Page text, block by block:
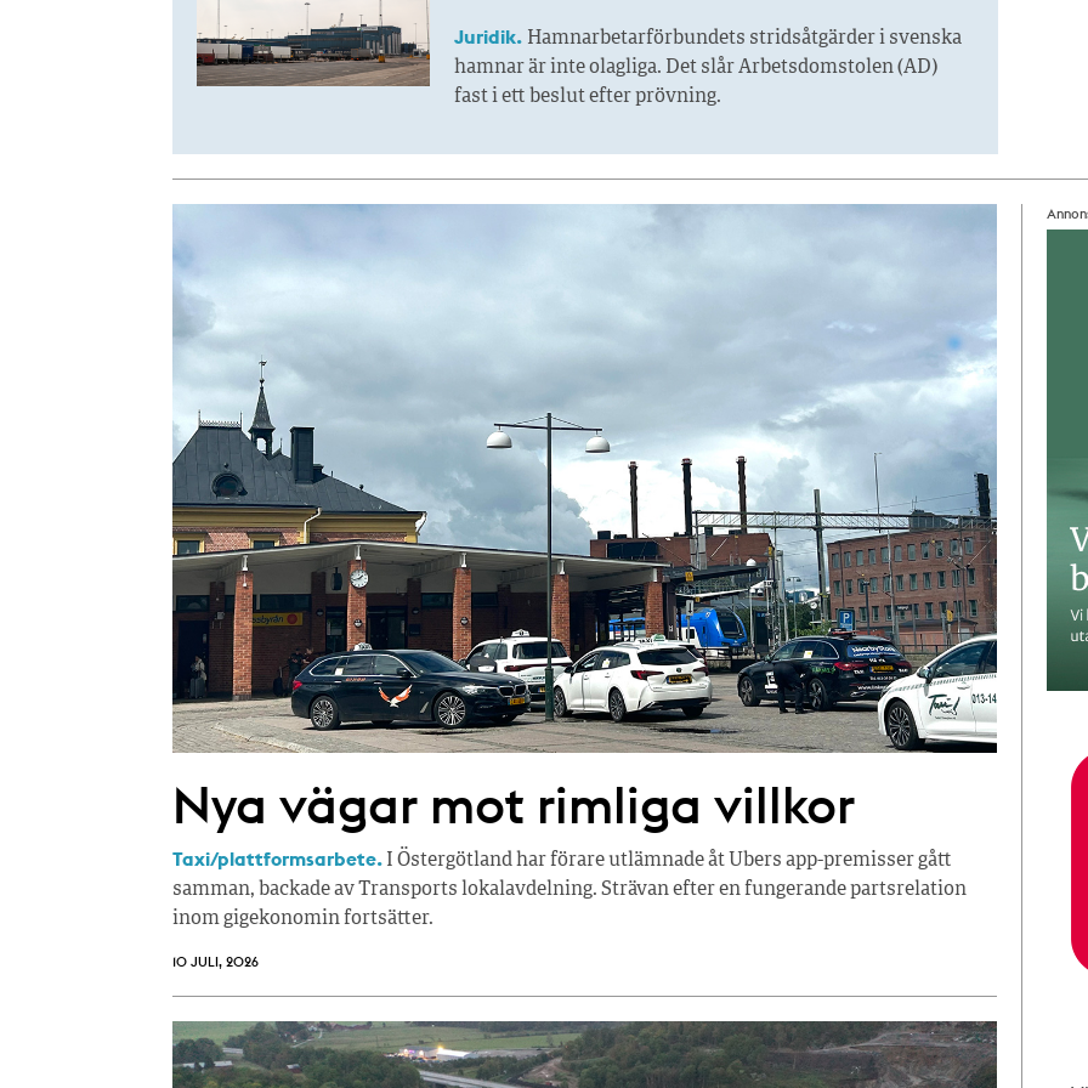
Juridik. Hamnarbetarförbundets stridsåtgärder i svenska
hamnar är inte olagliga. Det slår Arbetsdomstolen (AD)
fast i ett beslut efter prövning.
Nya vägar mot rimliga villkor
Taxi/plattformsarbete. I Östergötland har förare utlämnade åt Ubers app-premisser gått
samman, backade av Transports lokalavdelning. Strävan efter en fungerande partsrelation
inom gigekonomin fortsätter.
10 JULI, 2026